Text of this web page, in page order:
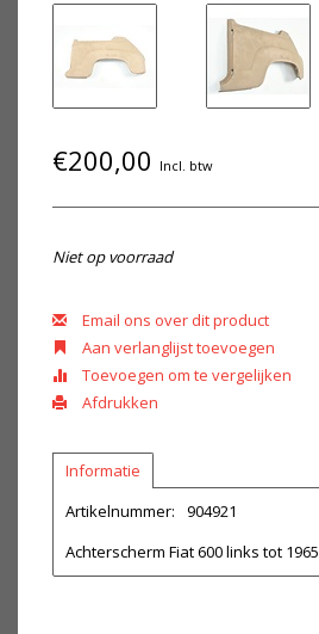
€200,00 Incl. btw
Niet op voorraad
Email ons over dit product
Aan verlanglijst toevoegen
Toevoegen om te vergelijken
Afdrukken
Informatie
Artikelnummer:
904921
Achterscherm Fiat 600 links tot 1965